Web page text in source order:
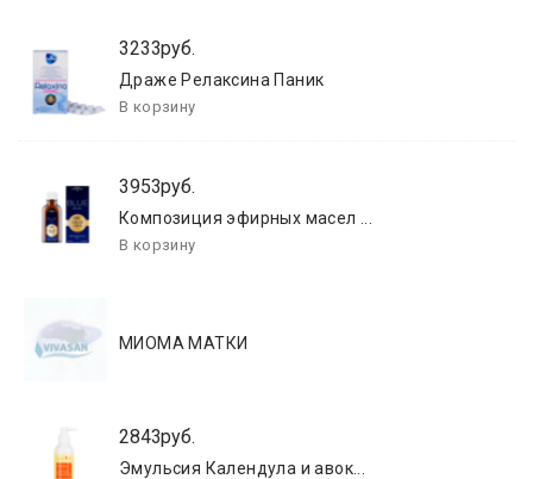
3233руб.
Драже Релаксина Паник
3953руб.
Композиция эфирных масел ...
МИОМА МАТКИ
2843руб.
Эмульсия Календула и авок...